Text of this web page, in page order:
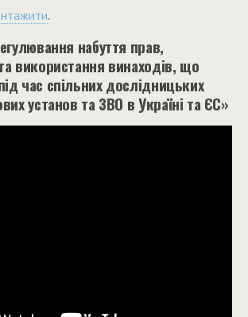
.
набуття прав,
використання винаходів, що
час спільних дослідницьких
установ та ЗВО в Україні та ЄС»